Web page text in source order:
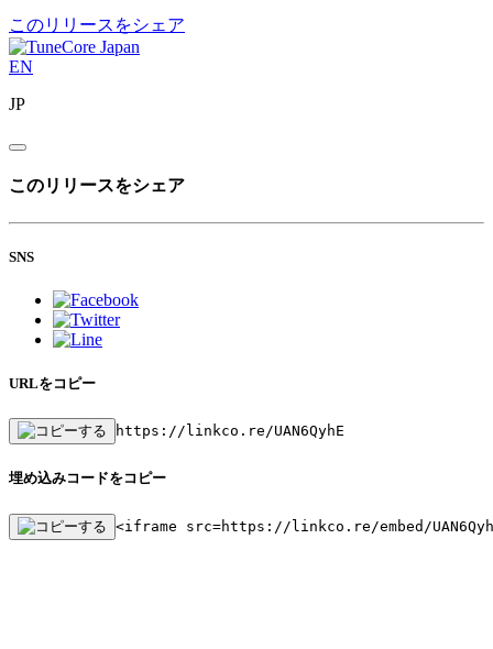
このリリースをシェア
EN
JP
このリリースをシェア
SNS
URLをコピー
https://linkco.re/UAN6QyhE
埋め込みコードをコピー
<iframe src=https://linkco.re/embed/